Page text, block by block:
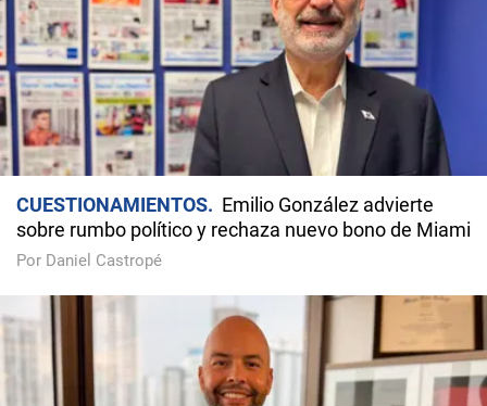
CUESTIONAMIENTOS
Emilio González advierte
sobre rumbo político y rechaza nuevo bono de Miami
Por Daniel Castropé